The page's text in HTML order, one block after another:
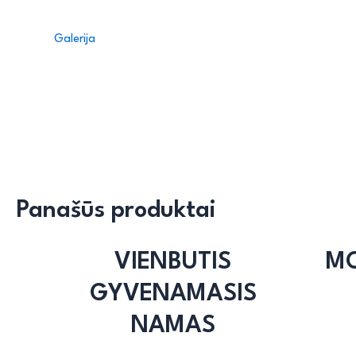
Galerija
Panašūs produktai
VIENBUTIS
GYVENAMASIS
NAMAS